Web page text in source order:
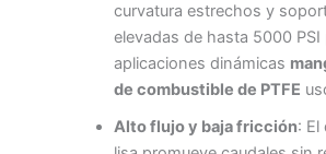
curvatura estrechos y
elevadas de hasta 5000 PSI
aplicaciones dinámicas
de combustible de PTFE
Alto flujo y baja fricción: El